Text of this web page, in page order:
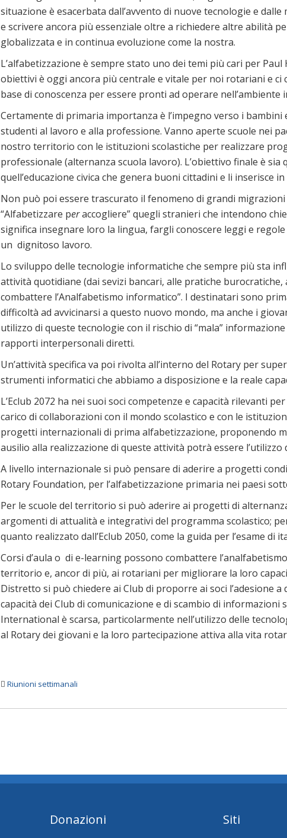
situazione è esacerbata dall’avvento di nuove tecnologie e
e scrivere ancora più essenziale oltre a richiedere altre abilità
globalizzata e in continua evoluzione come la nostra.
L’alfabetizzazione è sempre stato uno dei temi più cari per
obiettivi è oggi ancora più centrale e vitale per noi rotariani e
base di conoscenza per essere pronti ad operare nell’ambiente
Certamente di primaria importanza è l’impegno verso i
studenti al lavoro e alla professione. Vanno aperte scuole nei
nostro territorio con le istituzioni scolastiche per realizzare
professionale (alternanza scuola lavoro). L’obiettivo finale è
quell’educazione civica che genera buoni cittadini e li inserisce
Non può poi essere trascurato il fenomeno di grandi
“Alfabetizzare peraccogliere” quegli stranieri che intendono
significa insegnare loro la lingua, fargli conoscere leggi e
un dignitoso lavoro.
Lo sviluppo delle tecnologie informatiche che sempre più sta
attività quotidiane (dai sevizi bancari, alle pratiche
combattere l’Analfabetismo informatico”. I destinatari sono
difficoltà ad avvicinarsi a questo nuovo mondo, ma anche i
utilizzo di queste tecnologie con il rischio di “mala”
rapporti interpersonali diretti.
Un’attività specifica va poi rivolta all’interno del Rotary per
strumenti informatici che abbiamo a disposizione e la reale
L’Eclub 2072 ha nei suoi soci competenze e capacità rilevanti
carico di collaborazioni con il mondo scolastico e con le
progetti internazionali di prima alfabetizzazione, proponendo
ausilio alla realizzazione di queste attività potrà essere l’utilizzo
A livello internazionale si può pensare di aderire a progetti
Rotary Foundation, per l’alfabetizzazione primaria nei paesi
Per le scuole del territorio si può aderire ai progetti di
argomenti di attualità e integrativi del programma scolastico;
quanto realizzato dall’Eclub 2050, come la guida per l’esame di
Corsi d’aula o di e-learning possono combattere
territorio e, ancor di più, ai rotariani per migliorare la loro
Distretto si può chiedere ai Club di proporre ai soci l’adesione a
capacità dei Club di comunicazione e di scambio di
International è scarsa, particolarmente nell’utilizzo delle
al Rotary dei giovani e la loro partecipazione attiva alla vita
Riunioni settimanali
Donazioni Siti